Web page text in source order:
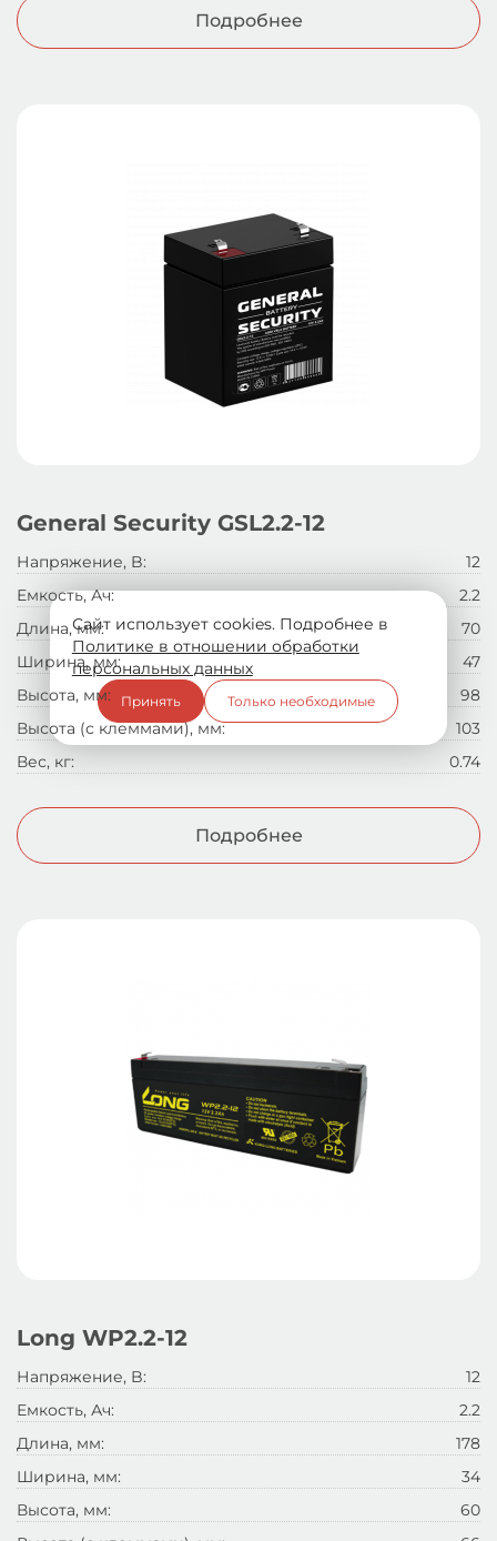
Подробнее
General Security GSL2.2-12
Напряжение, B:
12
Емкость, Ач:
2.2
Длина, мм:
70
Ширина, мм:
47
Высота, мм:
98
Высота (с клеммами), мм:
103
Вес, кг:
0.74
Подробнее
Long WP2.2-12
Напряжение, B:
12
Емкость, Ач:
2.2
Длина, мм:
178
Ширина, мм:
34
Высота, мм:
60
Сайт использует cookies. Подробнее в
Политике в отношении обработки
персональных данных
Принять Только необходимые